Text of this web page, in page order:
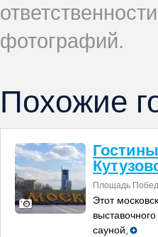
фотографий.
Похожие
Площадь
Этот
сауной,